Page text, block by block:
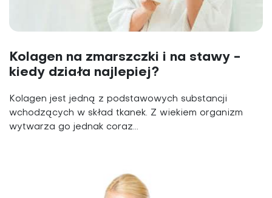
Kolagen na zmarszczki i na stawy -
kiedy działa najlepiej?
Kolagen jest jedną z podstawowych substancji
wchodzących w skład tkanek. Z wiekiem organizm
wytwarza go jednak coraz...